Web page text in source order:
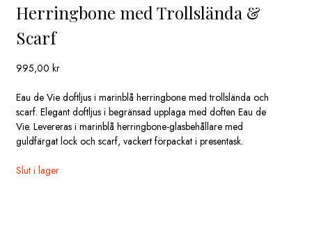
Herringbone med Trollslända &
Scarf
995,00kr
Eau de Vie doftljus i marinblå herringbone med trollslända och
scarf. Elegant doftljus i begränsad upplaga med doften Eau de
Vie. Levereras i marinblå herringbone-glasbehållare med
guldfärgat lock och scarf, vackert förpackat i presentask.
Slut i lager